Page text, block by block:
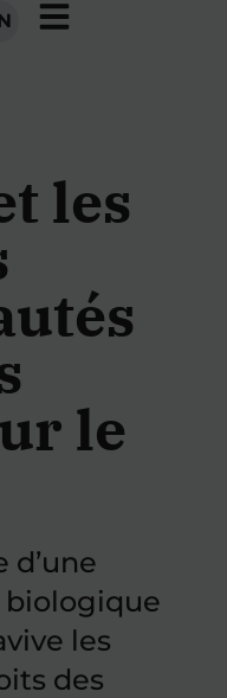
les
le
d’une
biologique
les
des